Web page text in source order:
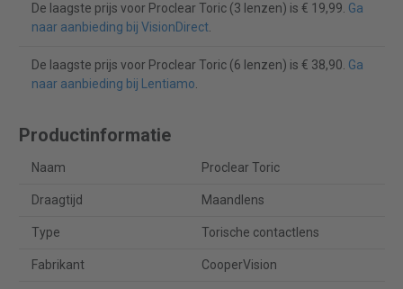
De laagste prijs voor Proclear Toric (3 lenzen) is € 19,99. Ga
naar aanbieding bij VisionDirect.
De laagste prijs voor Proclear Toric (6 lenzen) is € 38,90. Ga
naar aanbieding bij Lentiamo.
Productinformatie
Naam Proclear Toric
Draagtijd Maandlens
Type Torische contactlens
Fabrikant CooperVision